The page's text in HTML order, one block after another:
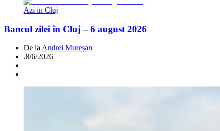
Azi in Cluj
Bancul zilei în Cluj – 6 august 2026
De la Andrei Mureșan
.8/6/2026